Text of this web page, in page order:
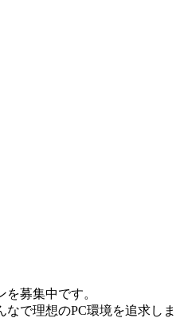
を募集中です。
で理想のPC環境を追求しま